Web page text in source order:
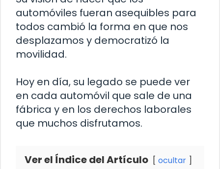
automóviles fueran asequibles para
todos cambió la forma en que nos
desplazamos y democratizó la
movilidad.
Hoy en día, su legado se puede ver
en cada automóvil que sale de una
fábrica y en los derechos laborales
que muchos disfrutamos.
Ver el Índice del Artículo ocultar